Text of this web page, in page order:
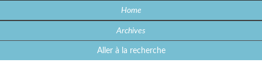
Home
Archives
Aller à la recherche